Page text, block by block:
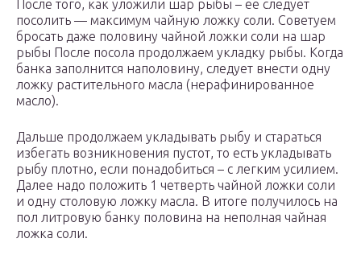
После того, как уложили шар рыбы – ее следует
посолить — максимум чайную ложку соли. Советуем
бросать даже половину чайной ложки соли на шар
рыбы После посола продолжаем укладку рыбы. Когда
банка заполнится наполовину, следует внести одну
ложку растительного масла (нерафинированное
масло).
Дальше продолжаем укладывать рыбу и стараться
избегать возникновения пустот, то есть укладывать
рыбу плотно, если понадобиться – с легким усилием.
Далее надо положить 1 четверть чайной ложки соли
и одну столовую ложку масла. В итоге получилось на
пол литровую банку половина на неполная чайная
ложка соли.